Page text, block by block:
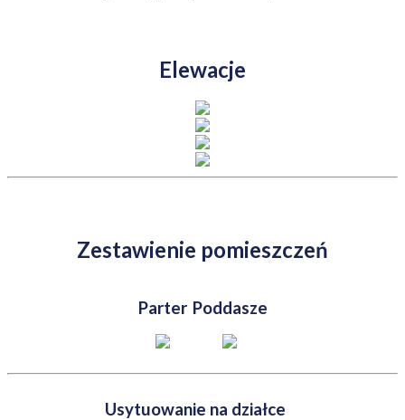
Elewacje
Zestawienie pomieszczeń
Parter Poddasze
Usytuowanie na działce